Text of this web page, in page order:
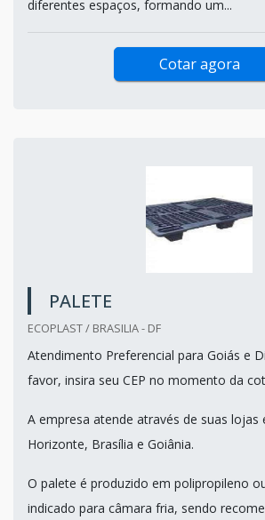
diferentes espaços, formando um...
Cotar agora
PALETE
ECOPLAST / BRASILIA - DF
Atendimento Preferencial para Goiás e
favor, insira seu CEP no momento da
A empresa atende através de suas lojas
Horizonte, Brasília e Goiânia.
O palete é produzido em polipropileno
indicado para câmara fria, sendo